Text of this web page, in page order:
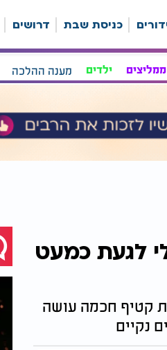
כניסת שבת דרושים
ילדים מענה ההלכה
לגעת כמעט
קטיף חכמה עושה
נקיים